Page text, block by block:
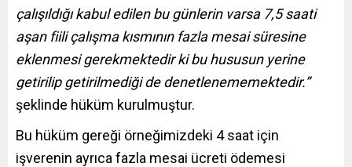
çalışıldığı kabul edilen bu günlerin varsa 7,5 saati
aşan fiili çalışma kısmının fazla mesai süresine
eklenmesi gerekmektedir ki bu hususun yerine
getirilip getirilmediği de denetlenememektedir.”
şeklinde hüküm kurulmuştur.
Bu hüküm gereği örneğimizdeki 4 saat için
işverenin ayrıca fazla mesai ücreti ödemesi